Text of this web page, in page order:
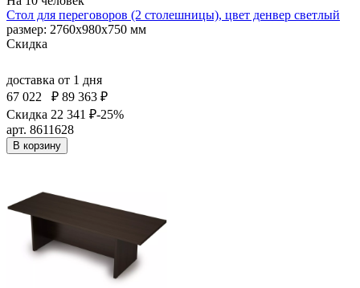
Стол для переговоров (2 столешницы), цвет денвер светлый
размер: 2760х980х750 мм
Скидка
доставка от 1 дня
67 022
₽ 89 363 ₽
Скидка 22 341 ₽-25%
арт. 8611628
В корзину